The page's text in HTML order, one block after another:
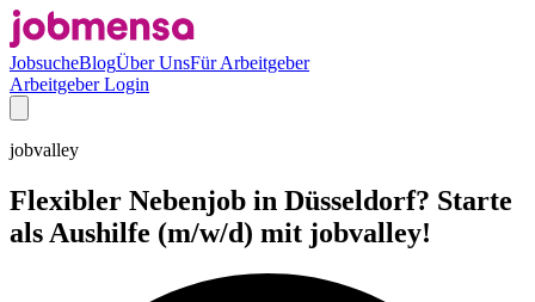
JobsucheBlogÜber UnsFür Arbeitgeber
Arbeitgeber Login
jobvalley
Flexibler Nebenjob in Düsseldorf? Starte
als Aushilfe (m/w/d) mit jobvalley!